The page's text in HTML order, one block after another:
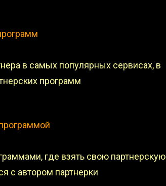
в самых популярных сервисах, в
программ
где взять свою партнерскую
с автором партнерки